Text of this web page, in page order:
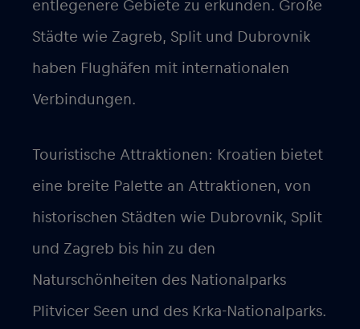
entlegenere Gebiete zu erkunden. Große
Städte wie Zagreb, Split und Dubrovnik
haben Flughäfen mit internationalen
Verbindungen.
Touristische Attraktionen: Kroatien bietet
eine breite Palette an Attraktionen, von
historischen Städten wie Dubrovnik, Split
und Zagreb bis hin zu den
Naturschönheiten des Nationalparks
Plitvicer Seen und des Krka-Nationalparks.